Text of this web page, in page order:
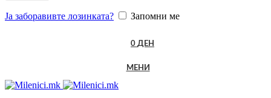
Ја заборавивте лозинката? Запомни ме
0 ДЕН
МЕНИ